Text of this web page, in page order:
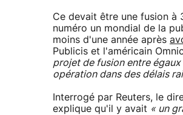
Ce devait être une fusion à
numéro un mondial de la
moins d'une année après
Publicis et l'américain
projet de fusion entre égaux
opération dans des délais
Interrogé par Reuters, le
explique qu'il y avait « un